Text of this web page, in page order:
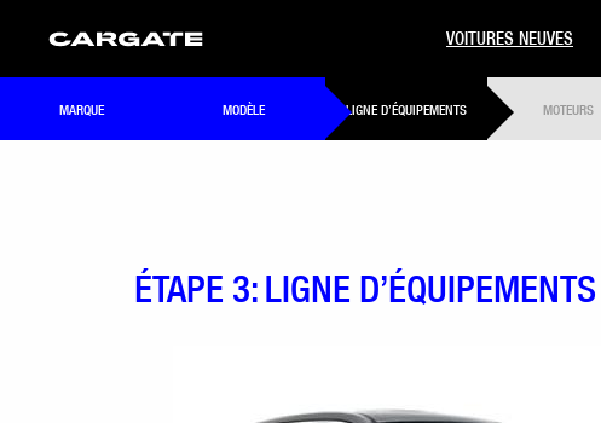
VOITURES NEUVES
MARQUE MODÈLE LIGNE D’ÉQUIPEMENTS MOTEURS
ÉTAPE 3: LIGNE D’ÉQUIPEMENTS